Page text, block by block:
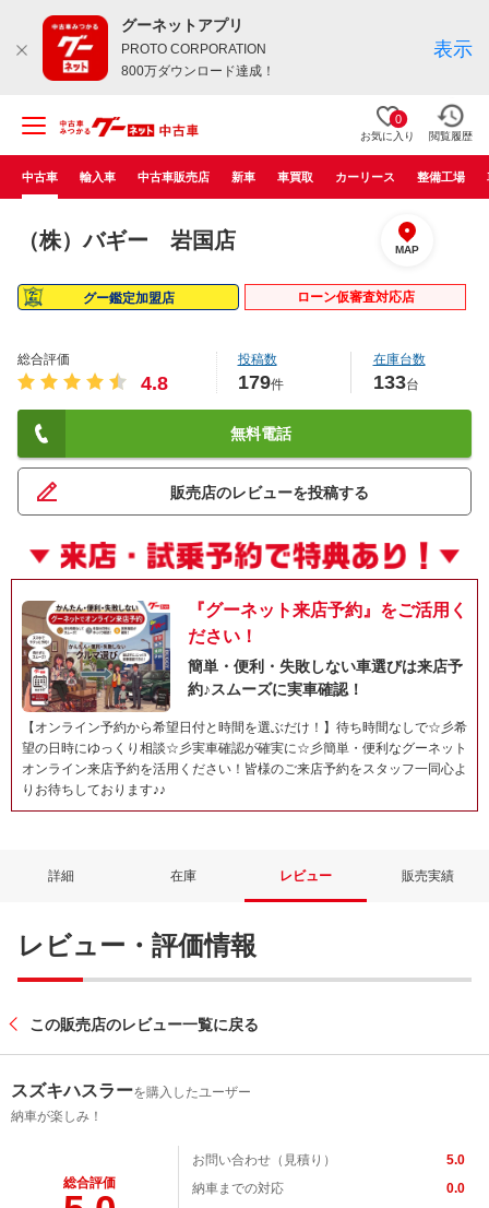
グーネットアプリ
PROTO CORPORATION
800万ダウンロード達成！
表示
0
お気に入り 閲覧履歴
中古車 輸入車 中古車販売店 新車 車買取 カーリース 整備工場
（株）バギー 岩国店 MAP
グー鑑定加盟店 ローン仮審査対応店
総合評価
4.8
投稿数
179件
在庫台数
133台
無料電話
販売店のレビューを投稿する
『グーネット来店予約』をご活用く
ださい！
簡単・便利・失敗しない車選びは来店予
約♪スムーズに実車確認！
【オンライン予約から希望日付と時間を選ぶだけ！】待ち時間なしで☆彡希
望の日時にゆっくり相談☆彡実車確認が確実に☆彡簡単・便利なグーネット
オンライン来店予約を活用ください！皆様のご来店予約をスタッフ一同心よ
りお待ちしております♪♪
詳細 在庫 レビュー 販売実績
レビュー・評価情報
この販売店のレビュー一覧に戻る
スズキハスラーを購入したユーザー
納車が楽しみ！
総合評価
お問い合わせ（見積り）
5.0
納車までの対応
0.0